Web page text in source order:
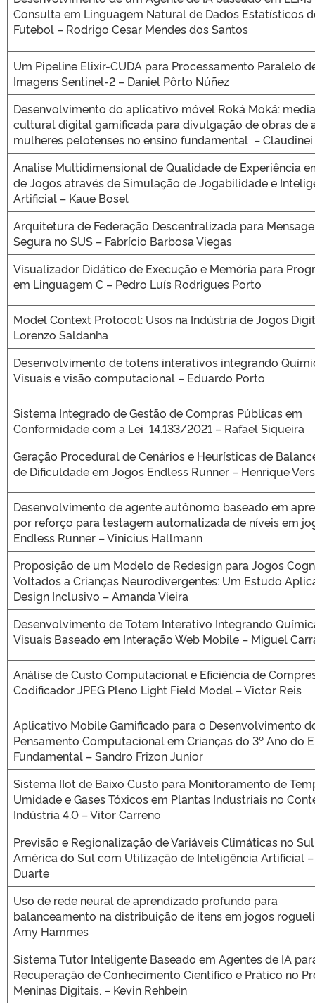
Consulta em Linguagem Natural de Dados Estatísticos
Futebol – Rodrigo Cesar Mendes dos Santos
Um Pipeline Elixir-CUDA para Processamento Paralelo
Imagens Sentinel-2 – Daniel Pôrto Núñez
Desenvolvimento do aplicativo móvel Roká Moká:
cultural digital gamificada para divulgação de obras de
mulheres pelotenses no ensino fundamental –
Analise Multidimensional de Qualidade de Experiência
de Jogos através de Simulação de Jogabilidade e
Artificial – Kaue Bosel
Arquitetura de Federação Descentralizada para
Segura no SUS – Fabrício Barbosa Viegas
Visualizador Didático de Execução e Memória para
em Linguagem C – Pedro Luís Rodrigues Porto
Model Context Protocol: Usos na Indústria de Jogos
Lorenzo Saldanha
Desenvolvimento de totens interativos integrando
Visuais e visão computacional – Eduardo Porto
Sistema Integrado de Gestão de Compras Públicas em
Conformidade com a Lei 14.133/2021 – Rafael Siqueira
Geração Procedural de Cenários e Heurísticas de
de Dificuldade em Jogos Endless Runner – Henrique
Desenvolvimento de agente autônomo baseado em
por reforço para testagem automatizada de níveis em
Endless Runner – Vinicius Hallmann
Proposição de um Modelo de Redesign para Jogos
Voltados a Crianças Neurodivergentes: Um Estudo
Design Inclusivo – Amanda Vieira
Desenvolvimento de Totem Interativo Integrando
Visuais Baseado em Interação Web Mobile – Miguel
Análise de Custo Computacional e Eficiência de
Codificador JPEG Pleno Light Field Model – Victor Reis
Aplicativo Mobile Gamificado para o Desenvolvimento
Pensamento Computacional em Crianças do 3º Ano do
Fundamental – Sandro Frizon Junior
Sistema IIot de Baixo Custo para Monitoramento de
Umidade e Gases Tóxicos em Plantas Industriais no
Indústria 4.0 – Vitor Carreno
Previsão e Regionalização de Variáveis Climáticas no
América do Sul com Utilização de Inteligência Artificial
Duarte
Uso de rede neural de aprendizado profundo para
balanceamento na distribuição de itens em jogos
Amy Hammes
Sistema Tutor Inteligente Baseado em Agentes de IA
Recuperação de Conhecimento Científico e Prático no
Meninas Digitais. – Kevin Rehbein